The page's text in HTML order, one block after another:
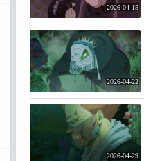
2026-04-15
2026-04-22
2026-04-29